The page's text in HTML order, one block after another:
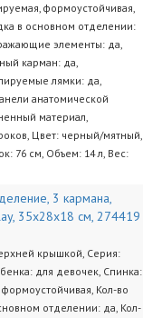
формоустойчивая,
в основном отделении:
элементы: да,
карман: да,
лямки: да,
анатомической
материал,
Цвет: черный/мятный,
76 см, Объем: 14 л, Вес:
3 кармана,
35х28х18 см, 274419
крышкой, Серия:
для девочек, Спинка:
Кол-во
отделении: да, Кол-